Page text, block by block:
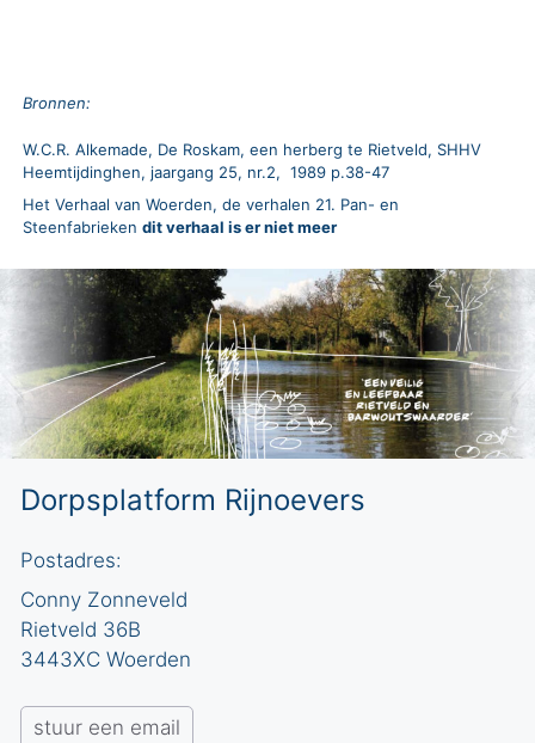
Bronnen:
W.C.R. Alkemade, De Roskam, een herberg te Rietveld, SHHV
Heemtijdinghen, jaargang 25, nr.2, 1989 p.38-47
Het Verhaal van Woerden, de verhalen 21. Pan- en
Steenfabrieken dit verhaal is er niet meer
Dorpsplatform Rijnoevers
Postadres:
Conny Zonneveld
Rietveld 36B
3443XC Woerden
stuur een email